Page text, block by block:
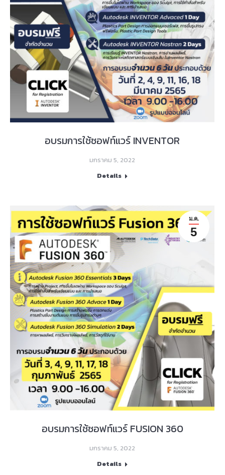
อบรมการใช้ซอฟท์แวร์ INVENTOR
มกราคม 5, 2022
Details
ม.ค.
5
อบรมการใช้ซอฟท์แวร์ FUSION 360
มกราคม 5, 2022
Details